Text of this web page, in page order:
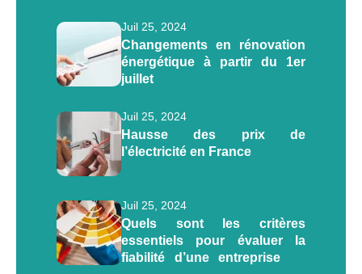
Juil 25, 2024
Changements en rénovation
énergétique à partir du 1er
juillet
Juil 25, 2024
Hausse des prix de
l’électricité en France
Juil 25, 2024
Quels sont les critères
essentiels pour évaluer la
fiabilité d’une entreprise de